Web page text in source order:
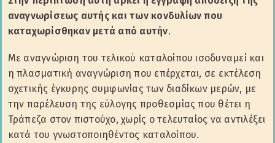
αναγνωρίσεως αυτής και των κονδυλίων που
καταχωρίσθηκαν μετά από αυτήν.
Με αναγνώριση του τελικού καταλοίπου ισοδυναμεί και
η πλασματική αναγνώριση που επέρχεται, σε εκτέλεση
σχετικής έγκυρης συμφωνίας των διαδίκων μερών, με
την παρέλευση της εύλογης προθεσμίας που θέτει η
Τράπεζα στον πιστούχο, χωρίς ο τελευταίος να αντιλέξει
κατά του γνωστοποιηθέντος καταλοίπου.